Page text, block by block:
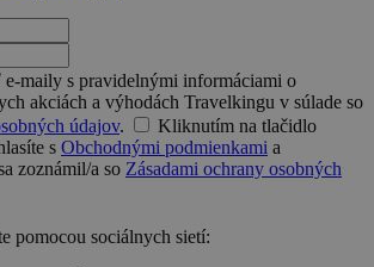
e-maily s pravidelnými informáciami o
akciách a výhodách Travelkingu v súlade so
údajov.
Kliknutím na tlačidlo
s Obchodnými podmienkami a
zoznámil/a so Zásadami ochrany osobných
pomocou sociálnych sietí: